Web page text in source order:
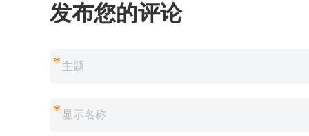
发布您的评论
*
*